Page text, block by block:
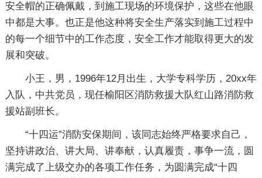
安全帽的正确佩戴，到施工现场的环境保护，这些在他眼
中都是大事。也正是他这种将安全生产落实到施工过程中
的每一个细节中的工作态度，安全工作才能取得更大的发
展和突破。
小王，男，1996年12月出生，大学专科学历，20xx年
入队，中共党员，现任榆阳区消防救援大队红山路消防救
援站副班长。
“十四运”消防安保期间，该同志始终严格要求自己，
坚持讲政治、讲大局、讲奉献，认真履责，事争一流，圆
满完成了上级交办的各项工作任务，为圆满完成“十四